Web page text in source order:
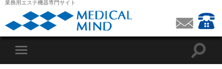
業務用エステ機器専門サイト